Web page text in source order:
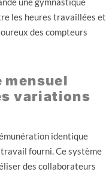
les heures travaillées et
des compteurs
mensuel
variations
identique
fourni. Ce système
des collaborateurs